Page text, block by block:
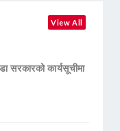
View All
सरकारको कार्यसूचीमा